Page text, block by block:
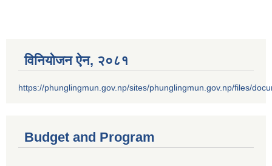
विनियोजन ऐन‚ २०८१
https://phunglingmun.gov.np/sites/phunglingmun.gov.np/files/
Budget and Program